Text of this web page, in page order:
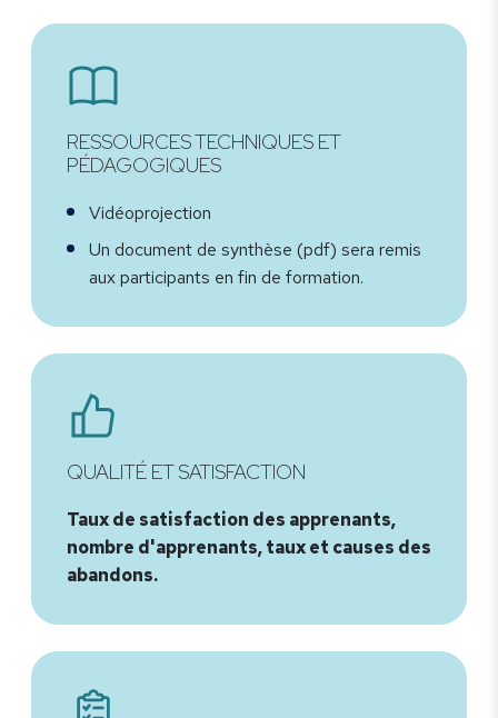
RESSOURCES TECHNIQUES ET
PÉDAGOGIQUES
Vidéoprojection
Un document de synthèse (pdf) sera remis
aux participants en fin de formation.
QUALITÉ ET SATISFACTION
Taux de satisfaction des apprenants,
nombre d'apprenants, taux et causes des
abandons.